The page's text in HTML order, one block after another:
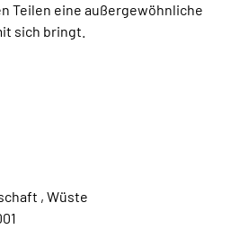
Teilen eine außergewöhnliche
sich bringt.
, Wüste